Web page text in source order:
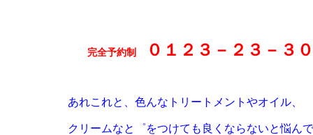
完全予約制 ０１２３－２３－３
あれこれと、色んなトリートメントやオイル、
クリームなと゜をつけても良くならないと悩んで